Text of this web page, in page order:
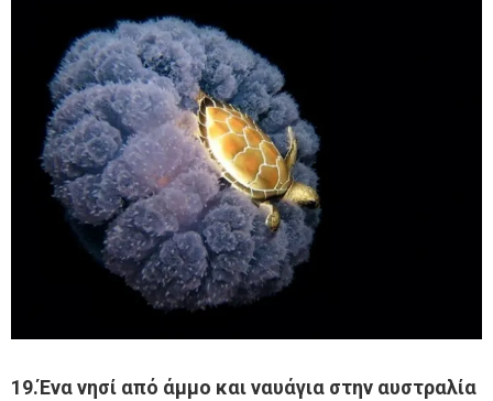
19.Ένα νησί από άμμο και ναυάγια στην αυστραλία